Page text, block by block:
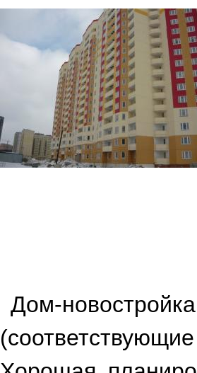
Дом-